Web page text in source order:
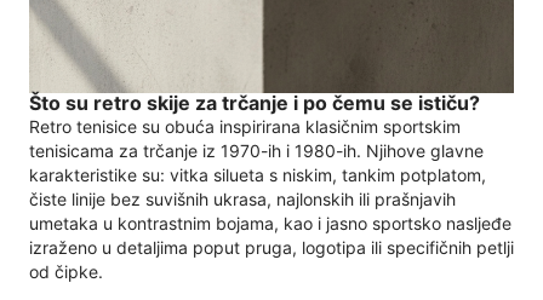
Što su retro skije za trčanje i po čemu se ističu?
Retro tenisice su obuća inspirirana klasičnim sportskim
tenisicama za trčanje iz 1970-ih i 1980-ih. Njihove glavne
karakteristike su: vitka silueta s niskim, tankim potplatom,
čiste linije bez suvišnih ukrasa, najlonskih ili prašnjavih
umetaka u kontrastnim bojama, kao i jasno sportsko nasljeđe
izraženo u detaljima poput pruga, logotipa ili specifičnih petlji
od čipke.